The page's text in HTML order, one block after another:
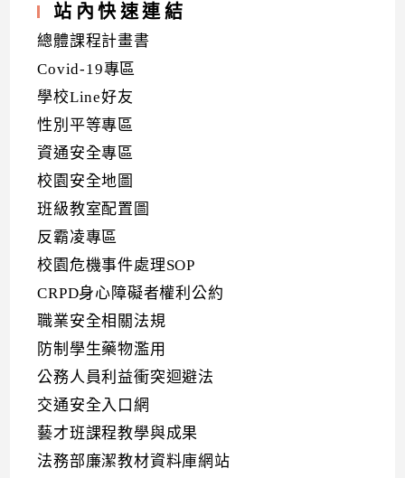
站內快速連結
總體課程計畫書
Covid-19專區
學校Line好友
性別平等專區
資通安全專區
校園安全地圖
班級教室配置圖
反霸凌專區
校園危機事件處理SOP
CRPD身心障礙者權利公約
職業安全相關法規
防制學生藥物濫用
公務人員利益衝突迴避法
交通安全入口網
藝才班課程教學與成果
法務部廉潔教材資料庫網站